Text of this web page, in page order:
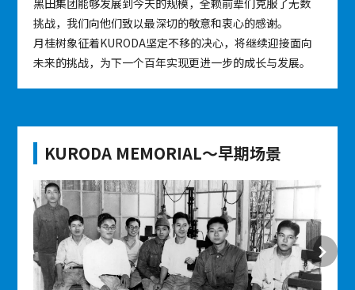
挑战，我们向他们致以最深切的敬意和衷心的感谢。
月桂树象征着KURODA坚定不移的决心，将继续迎接面向
未来的挑战，为下一个百年实现更进一步的成长与发展。
KURODA MEMORIAL～早期场景